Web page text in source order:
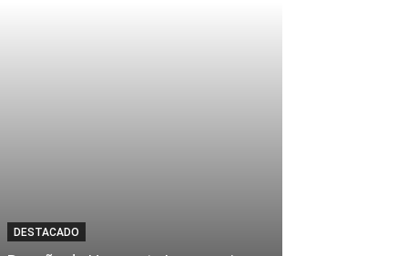
DESTACADO